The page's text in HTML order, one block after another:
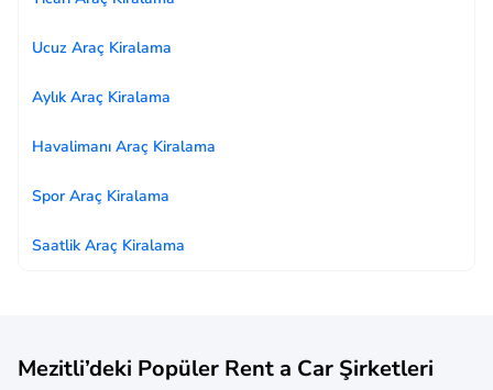
Ucuz Araç Kiralama
Aylık Araç Kiralama
Havalimanı Araç Kiralama
Spor Araç Kiralama
Saatlik Araç Kiralama
Mezitli’deki Popüler Rent a Car Şirketleri